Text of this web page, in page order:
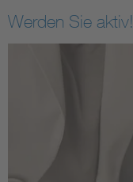
Werden Sie aktiv!